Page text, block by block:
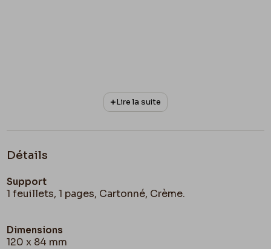
Lire la suite
Détails
Support
1 feuillets, 1 pages, Cartonné, Crème.
Dimensions
120 x 84 mm